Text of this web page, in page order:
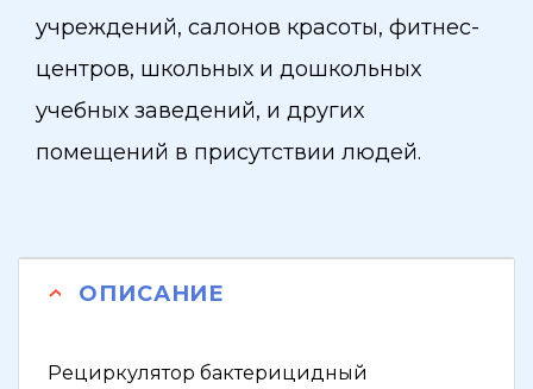
учреждений, салонов красоты, фитнес-
центров, школьных и дошкольных
учебных заведений, и других
помещений в присутствии людей.
ОПИСАНИЕ
Рециркулятор бактерицидный